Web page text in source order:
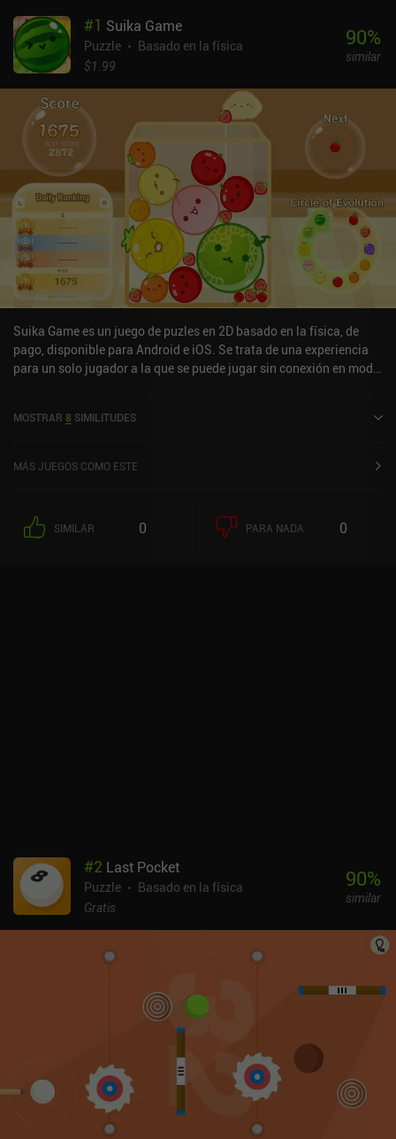
#1 Suika Game
Puzzle
Basado en la física
$1.99
90%
similar
Suika Game es un juego de puzles en 2D basado en la física, de
pago, disponible para Android e iOS. Se trata de una experiencia
para un solo jugador a la que se puede jugar sin conexión en modo
tiene actualmente una puntuación de 3,8 sobre 5,0 en Google Play
MOSTRAR 8 SIMILITUDES
MÁS JUEGOS COMO ESTE
SIMILAR 0 PARA NADA 0
#2 Last Pocket
Puzzle
Basado en la física
Gratis
90%
similar